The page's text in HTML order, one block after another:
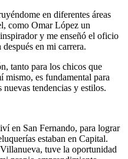
en diferentes áreas
como Omar López un
y me enseñó el oficio
en mi carrera.
tanto para los chicos que
mismo, es fundamental para
tendencias y estilos.
en San Fernando, para lograr
estaban en Capital.
tuve la oportunidad